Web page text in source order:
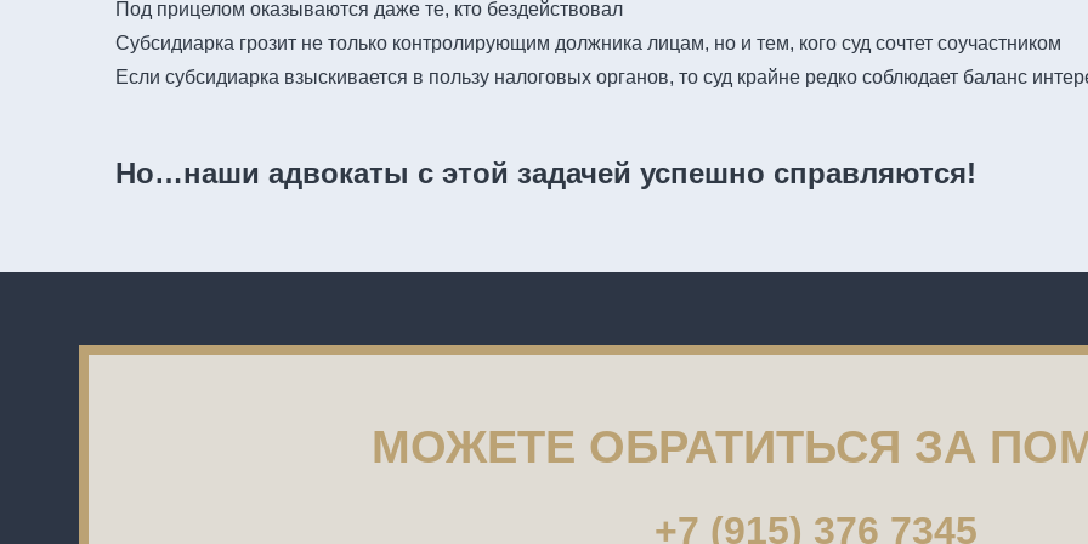
Под прицелом оказываются даже те, кто бездействовал
Субсидиарка грозит не только контролирующим должника лицам, но и тем, кого суд сочтет соучастником
Если субсидиарка взыскивается в пользу налоговых органов, то суд крайне редко соблюдает баланс
Но…наши адвокаты с этой задачей успешно справляются!
МОЖЕТЕ ОБРАТИТЬСЯ ЗА
+7 (915) 376 7345